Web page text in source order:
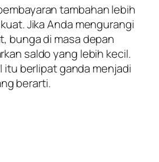
tambahan lebih
Jika Anda mengurangi
bunga di masa depan
saldo yang lebih kecil.
itu berlipat ganda menjadi
berarti.